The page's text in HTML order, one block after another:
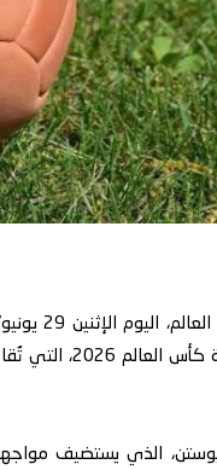
منافسات دور
الذي يستضيف مواجهة